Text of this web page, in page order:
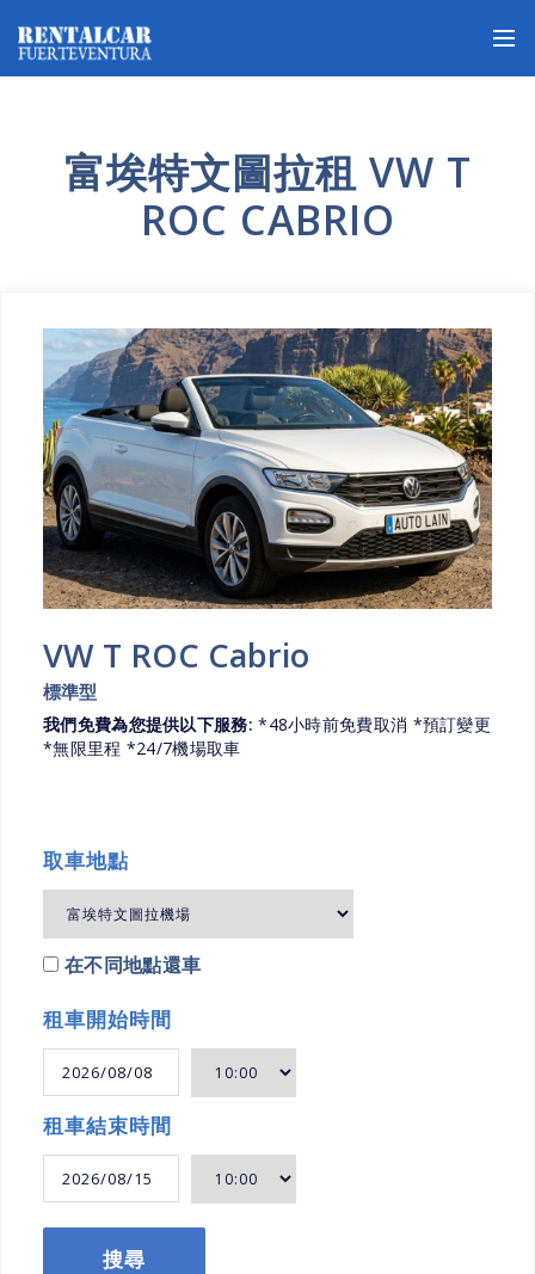
富埃特文圖拉租 VW T
ROC CABRIO
VW T ROC Cabrio
標準型
我們免費為您提供以下服務: *48小時前免費取消 *預訂變更
*無限里程 *24/7機場取車
取車地點
在不同地點還車
租車開始時間
租車結束時間
搜尋